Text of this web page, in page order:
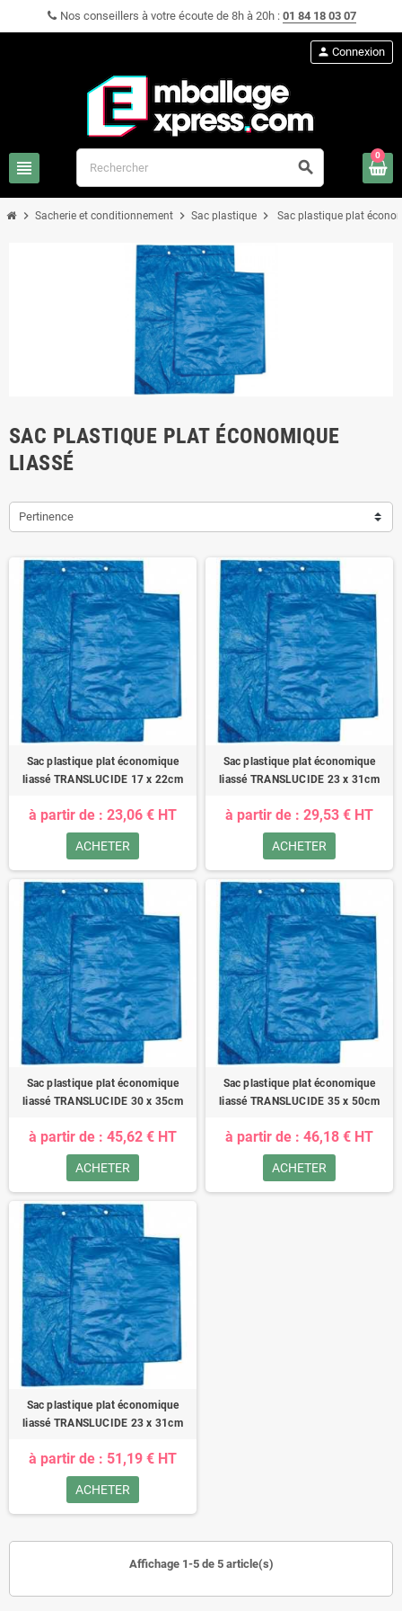
Nos conseillers à votre écoute de 8h à 20h : 01 84 18 03 07
view_headline search
person Connexion
0
chevron_right Sacherie et conditionnement chevron_right Sac plastique chevron_right Sac plastique plat
SAC PLASTIQUE PLAT ÉCONOMIQUE
LIASSÉ
Pertinence
Sac plastique plat économique
liassé TRANSLUCIDE 17 x 22cm
à partir de : 23,06 € HT
ACHETER
Sac plastique plat économique
liassé TRANSLUCIDE 23 x 31cm
à partir de : 29,53 € HT
ACHETER
Sac plastique plat économique
liassé TRANSLUCIDE 30 x 35cm
à partir de : 45,62 € HT
ACHETER
Sac plastique plat économique
liassé TRANSLUCIDE 35 x 50cm
à partir de : 46,18 € HT
ACHETER
Sac plastique plat économique
liassé TRANSLUCIDE 23 x 31cm
à partir de : 51,19 € HT
ACHETER
Affichage 1-5 de 5 article(s)